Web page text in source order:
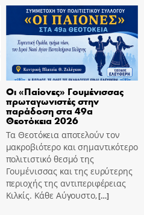
Οι «Παίονες» Γουμένισσας
πρωταγωνιστές στην
παράδοση στα 49α
Θεοτόκεια 2026
Τα Θεοτόκεια αποτελούν τον
μακροβιότερο και σημαντικότερο
πολιτιστικό θεσμό της
Γουμένισσας και της ευρύτερης
περιοχής της αντιπεριφέρειας
Κιλκίς. Κάθε Αύγουστο,[…]